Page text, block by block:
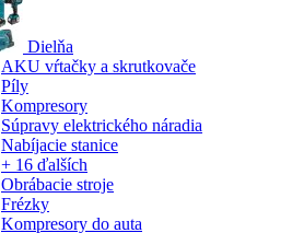
Dielňa
AKU vŕtačky a skrutkovače
Píly
Kompresory
Súpravy elektrického náradia
Nabíjacie stanice
+ 16 ďalších
Obrábacie stroje
Frézky
Kompresory do auta